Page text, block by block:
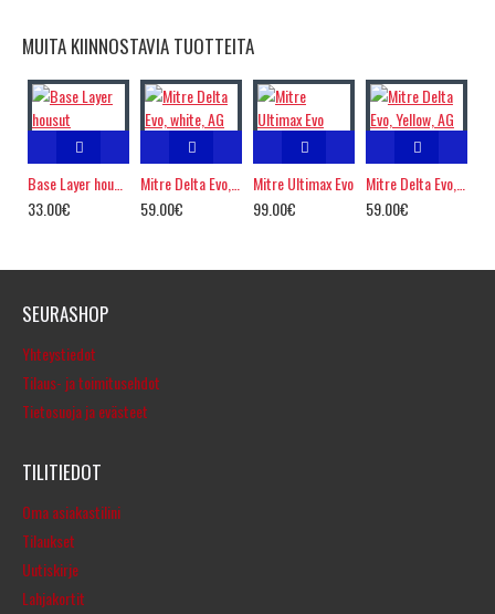
MUITA KIINNOSTAVIA TUOTTEITA
33.00€
59.00€
Mitre Ultimax Evo
99.00€
59.00€
SEURASHOP
Yhteystiedot
Tilaus- ja toimitusehdot
Tietosuoja ja evästeet
TILITIEDOT
Oma asiakastilini
Tilaukset
Uutiskirje
Lahjakortit